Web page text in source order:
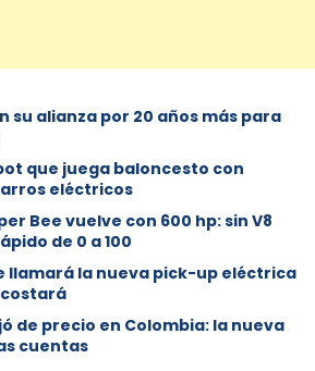
su alianza por 20 años más para
que juega baloncesto con
eléctricos
Bee vuelve con 600 hp: sin V8
de 0 a 100
llamará la nueva pick-up eléctrica
de precio en Colombia: la nueva
cuentas